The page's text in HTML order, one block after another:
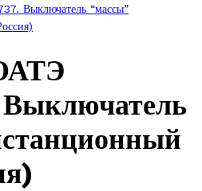
Выключатель “массы”